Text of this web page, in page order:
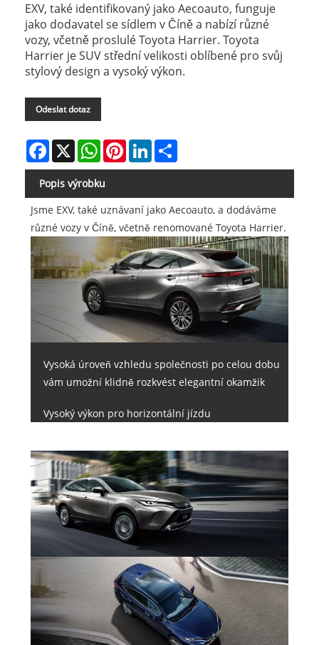
EXV, také identifikovaný jako Aecoauto, funguje
jako dodavatel se sídlem v Číně a nabízí různé
vozy, včetně proslulé Toyota Harrier. Toyota
Harrier je SUV střední velikosti oblíbené pro svůj
stylový design a vysoký výkon.
Odeslat dotaz
Facebook
X WhatsAppPinterestLinkedIn
Popis výrobku
Jsme EXV, také uznávaní jako Aecoauto, a dodáváme
různé vozy v Číně, včetně renomované Toyota Harrier.
Vysoká úroveň vzhledu společnosti po celou dobu
vám umožní klidně rozkvést elegantní okamžik
Vysoký výkon pro horizontální jízdu